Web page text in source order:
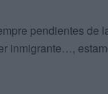
pendientes
inmigrante…,